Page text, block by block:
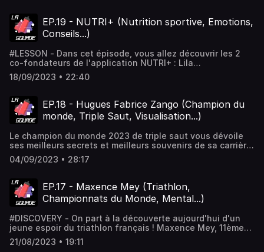
EP.19 - NUTRI+ (Nutrition sportive, Emotions,
Conseils...)
#LESSON - Dans cet épisode, vous allez découvrir les 2
co-fondateurs de l'application NUTRI+ : Lila
Lahmiani et Ugo Bacmann ! Dans lequel ils nous dévoilent
leurs meilleurs conseils pour une bonne santé et des
ça se passe sur mon compte Instagram : @goflash.off !
18/09/2023 • 22:40
EP.18 - Hugues Fabrice Zango (Champion du
monde, Triple Saut, Visualisation...)
Le champion du monde 2023 de triple saut vous dévoile
ses meilleurs secrets et meilleurs souvenirs de sa carrière
pour performer ! Ainsi que ses objectifs à un an de Paris
2024 ! Retrouvez plus de contenus sur la préparation
04/09/2023 • 28:17
EP.17 - Maxence Mey (Triathlon,
Championnats du Monde, Mental...)
#DISCOVERY - On part à la découverte aujourd'hui d'un
jeune espoir du triathlon français ! Maxence Mey, 11ème
l'année dernière lors des championnats du monde de
triathlon longue distance. Abonne toi à mon compte
21/08/2023 • 19:11